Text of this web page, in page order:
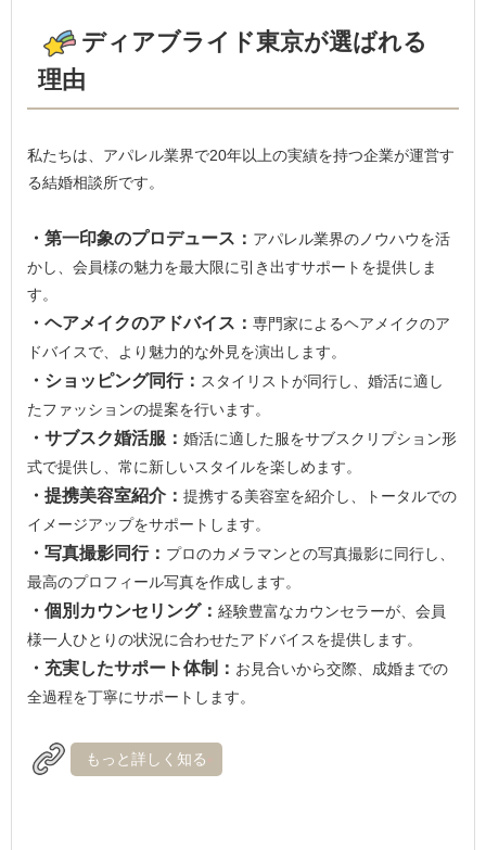
ディアブライド東京が選ばれる
理由
私たちは、アパレル業界で20年以上の実績を持つ企業が運営す
る結婚相談所です。
・第一印象のプロデュース： アパレル業界のノウハウを活
かし、会員様の魅力を最大限に引き出すサポートを提供しま
す。
・ヘアメイクのアドバイス：専門家によるヘアメイクのア
ドバイスで、より魅力的な外見を演出します。
・ショッピング同行： スタイリストが同行し、婚活に適し
たファッションの提案を行います。
・サブスク婚活服：婚活に適した服をサブスクリプション形
式で提供し、常に新しいスタイルを楽しめます。
・提携美容室紹介：提携する美容室を紹介し、トータルでの
イメージアップをサポートします。
・写真撮影同行： プロのカメラマンとの写真撮影に同行し、
最高のプロフィール写真を作成します。
・個別カウンセリング：経験豊富なカウンセラーが、会員
様一人ひとりの状況に合わせたアドバイスを提供します。
・充実したサポート体制： お見合いから交際、成婚までの
全過程を丁寧にサポートします。
もっと詳しく知る